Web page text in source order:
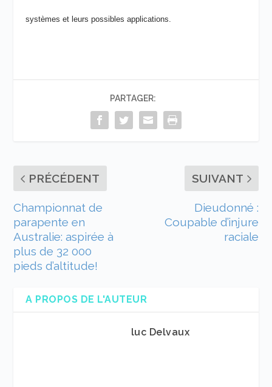
systèmes et leurs possibles applications.
PARTAGER:
PRÉCÉDENT
Championnat de
parapente en
Australie: aspirée à
plus de 32 000
pieds d’altitude!
SUIVANT
Dieudonné :
Coupable d’injure
raciale
A PROPOS DE L'AUTEUR
luc Delvaux